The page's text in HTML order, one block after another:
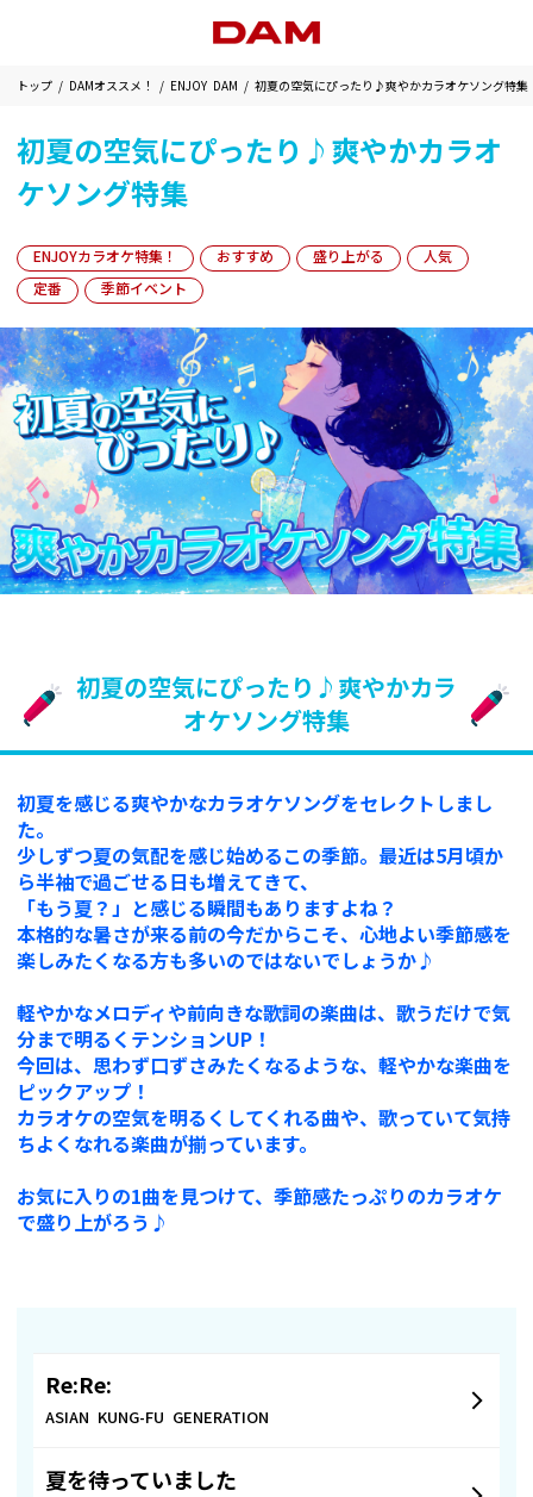
トップ DAMオススメ！ ENJOY DAM 初夏の空気にぴったり♪爽やかカラオケソング特集
初夏の空気にぴったり♪爽やかカラオ
ケソング特集
ENJOYカラオケ特集！ おすすめ 盛り上がる 人気
定番 季節イベント
初夏の空気にぴったり♪爽やかカラ
オケソング特集
初夏を感じる爽やかなカラオケソングをセレクトしまし
た。
少しずつ夏の気配を感じ始めるこの季節。最近は5月頃か
ら半袖で過ごせる日も増えてきて、
「もう夏？」と感じる瞬間もありますよね？
本格的な暑さが来る前の今だからこそ、心地よい季節感を
楽しみたくなる方も多いのではないでしょうか♪
軽やかなメロディや前向きな歌詞の楽曲は、歌うだけで気
分まで明るくテンションUP！
今回は、思わず口ずさみたくなるような、軽やかな楽曲を
ピックアップ！
カラオケの空気を明るくしてくれる曲や、歌っていて気持
ちよくなれる楽曲が揃っています。
お気に入りの1曲を見つけて、季節感たっぷりのカラオケ
で盛り上がろう♪
Re:Re:
ASIAN KUNG-FU GENERATION
夏を待っていました